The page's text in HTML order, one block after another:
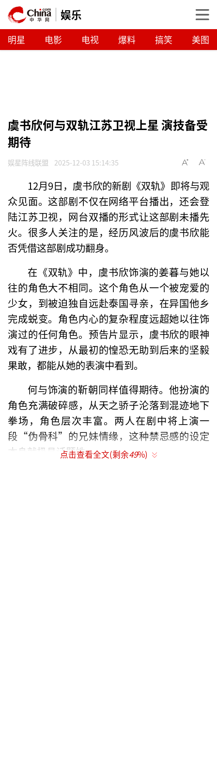
娱乐
明星 电影 电视 爆料 搞笑 美图
虞书欣何与双轨江苏卫视上星 演技备受
期待
娱星阵线联盟 2025-12-03 15:14:35
12月9日，虞书欣的新剧《双轨》即将与观
众见面。这部剧不仅在网络平台播出，还会登
陆江苏卫视，网台双播的形式让这部剧未播先
火。很多人关注的是，经历风波后的虞书欣能
否凭借这部剧成功翻身。
在《双轨》中，虞书欣饰演的姜暮与她以
往的角色大不相同。这个角色从一个被宠爱的
少女，到被迫独自远赴泰国寻亲，在异国他乡
完成蜕变。角色内心的复杂程度远超她以往饰
演过的任何角色。预告片显示，虞书欣的眼神
戏有了进步，从最初的惶恐无助到后来的坚毅
果敢，都能从她的表演中看到。
何与饰演的靳朝同样值得期待。他扮演的
角色充满破碎感，从天之骄子沦落到混迹地下
拳场，角色层次丰富。两人在剧中将上演一
段“伪骨科”的兄妹情缘，这种禁忌感的设定
本身就极具话题性。点击查看全文(剩余49%)